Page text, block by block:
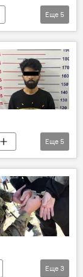
Еще 5
Еще 5
Еще 3